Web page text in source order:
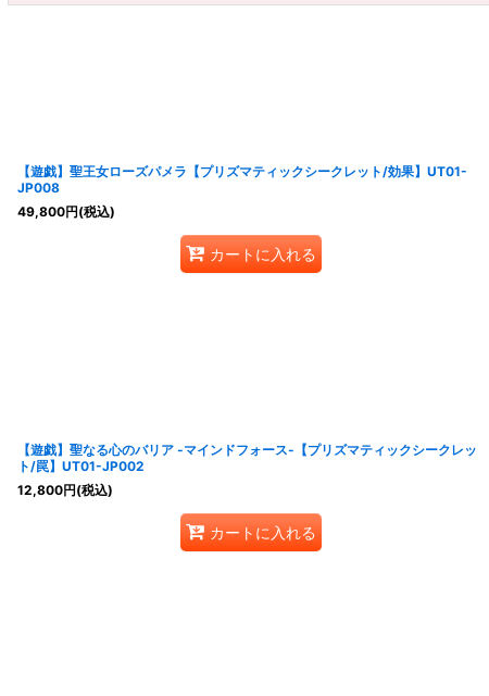
【遊戯】聖王女ローズパメラ【プリズマティックシークレット/効果】UT01-
JP008
49,800円(税込)
カートに入れる
【遊戯】聖なる心のバリア -マインドフォース-【プリズマティックシークレッ
ト/罠】UT01-JP002
12,800円(税込)
カートに入れる